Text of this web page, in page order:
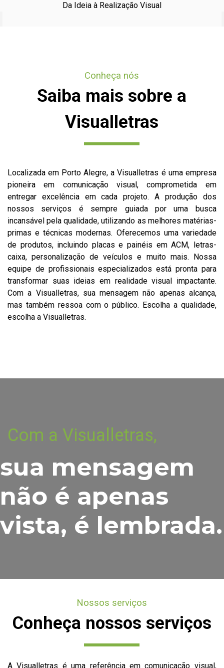
Da Ideia à Realização Visual
Conheça nós
Saiba mais sobre a
Visualletras
Localizada em Porto Alegre, a Visualletras é uma empresa
pioneira em comunicação visual, comprometida em
entregar excelência em cada projeto. A produção dos
nossos serviços é sempre guiada por uma busca
incansável pela qualidade, utilizando as melhores matérias-
primas e técnicas modernas. Oferecemos uma variedade
de produtos, incluindo placas e painéis em ACM, letras-
caixa, personalização de veículos e muito mais. Nossa
equipe de profissionais especializados está pronta para
transformar suas ideias em realidade visual impactante.
Com a Visualletras, sua mensagem não apenas alcança,
mas também ressoa com o público. Escolha a qualidade,
escolha a Visualletras.
Com a Visualletras,
sua mensagem
não é apenas
vista, é lembrada.
Nossos serviços
Conheça nossos serviços
A Visualletras é uma referência em comunicação visual,